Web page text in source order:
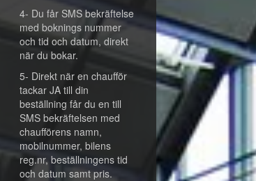
4- Du får SMS bekräftelse
med boknings nummer
och tid och datum, direkt
när du bokar.
5- Direkt när en chaufför
tackar JA till din
beställning får du en till
SMS bekräftelsen med
chaufförens namn,
mobilnummer, bilens
reg.nr, beställningens tid
och datum samt pris.